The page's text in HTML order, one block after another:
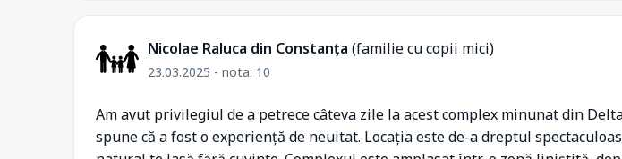
Nicolae Raluca din Constanța (familie cu copii mici)
23.03.2025 - nota: 10
Am avut privilegiul de a petrece câteva zile la acest complex minunat din
spune că a fost o experiență de neuitat. Locația este de-a dreptul